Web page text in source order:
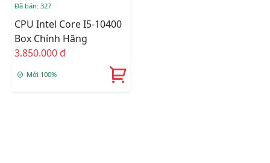
Đã bán: 327
CPU Intel Core I5-10400
Box Chính Hãng
3.850.000 đ
Mới 100%